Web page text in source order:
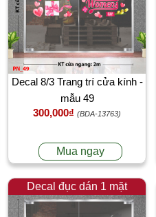
Decal 8/3 Trang trí cửa kính -
mẫu 49
300,000₫ (BDA-13763)
Mua ngay
Decal đục dán 1 mặt